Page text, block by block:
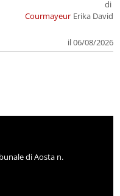
Courmayeur
di
Erika David
il 06/08/2026
di Aosta n.